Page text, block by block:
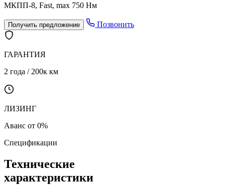
МКПП-8, Fast, max 750 Нм
Получить предложение Позвонить
ГАРАНТИЯ
2 года / 200к км
ЛИЗИНГ
Аванс от 0%
Спецификации
Технические
характеристики